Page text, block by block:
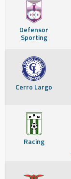
Defensor
Sporting
Cerro Largo
Racing